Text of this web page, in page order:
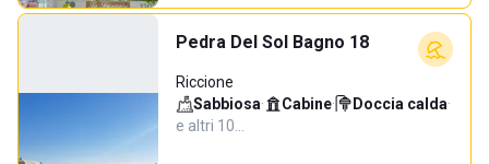
Pedra Del Sol Bagno 18
Riccione
Sabbiosa· Cabine· Doccia calda·
e altri 10…